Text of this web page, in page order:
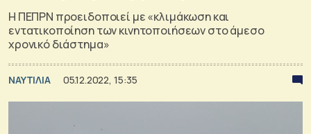
Η ΠΕΠΡΝ προειδοποιεί με «κλιμάκωση και
εντατικοποίηση των κινητοποιήσεων στο άμεσο
χρονικό διάστημα»
ΝΑΥΤΙΛΙΑ 05.12.2022, 15:35